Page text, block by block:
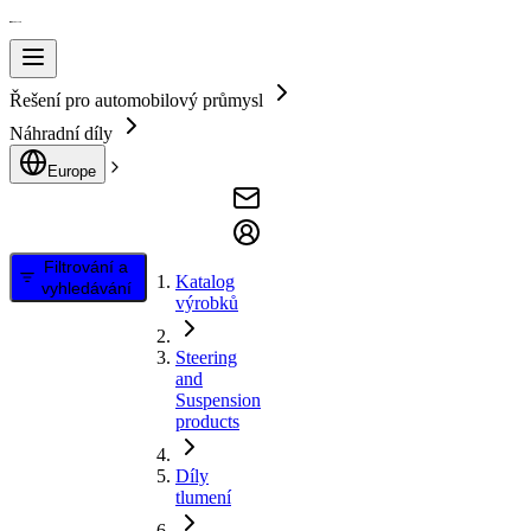
Řešení pro automobilový průmysl
Náhradní díly
Europe
Filtrování a
vyhledávání
Katalog
výrobků
Steering
and
Suspension
products
Díly
tlumení